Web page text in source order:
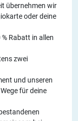
übernehmen wir
oder deine
Rabatt in allen
zwei
und unseren
für deine